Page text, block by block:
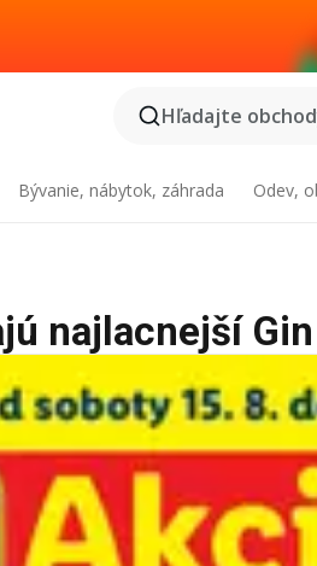
Hľadajte
Bývanie, nábytok, záhrada Odev,
najlacnejší